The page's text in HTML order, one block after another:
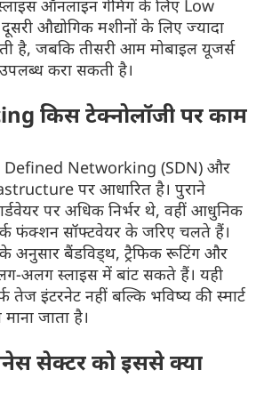
ऑनलाइन गेमिंग के लिए Low
औद्योगिक मशीनों के लिए ज्यादा
है, जबकि तीसरी आम मोबाइल यूजर्स
करा सकती है।
किस टेक्नोलॉजी पर काम
Defined Networking (SDN) और
पर आधारित है। पुराने
पर अधिक निर्भर थे, वहीं आधुनिक
फंक्शन सॉफ्टवेयर के जरिए चलते हैं।
बैंडविड्थ, ट्रैफिक रूटिंग और
अलग स्लाइस में बांट सकते हैं। यही
तेज इंटरनेट नहीं बल्कि भविष्य की स्मार्ट
जाता है।
सेक्टर को इससे क्या